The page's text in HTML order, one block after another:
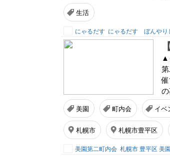
生活
にゃるだす にゃるだす ぼんやり
▲
美園 町内会 イベ
札幌市 札幌市豊平区
美園第二町内会 札幌市 豊平区 美